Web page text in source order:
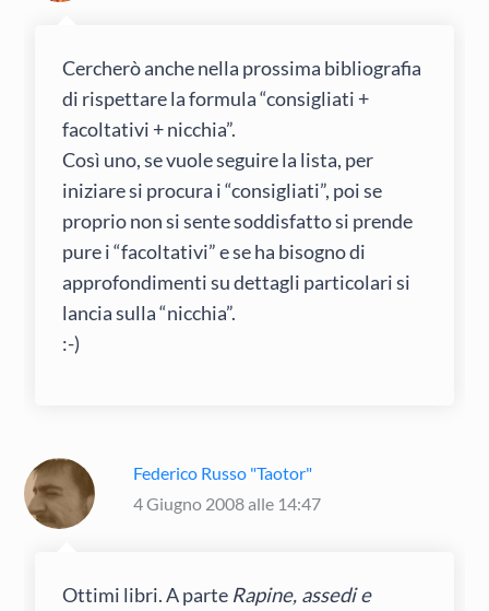
Cercherò anche nella prossima bibliografia
di rispettare la formula “consigliati +
facoltativi + nicchia”.
Così uno, se vuole seguire la lista, per
iniziare si procura i “consigliati”, poi se
proprio non si sente soddisfatto si prende
pure i “facoltativi” e se ha bisogno di
approfondimenti su dettagli particolari si
lancia sulla “nicchia”.
:-)
Federico Russo "Taotor"
4 Giugno 2008 alle 14:47
Ottimi libri. A parte Rapine, assedi e